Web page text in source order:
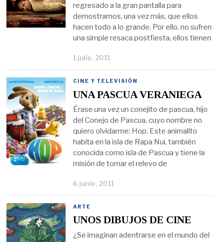
regresado a la gran pantalla para
demostrarnos, una vez más, que ellos
hacen todo a lo grande. Por ello, no sufren
una simple resaca postfiesta, ellos tienen
1 julio, 2011
CINE Y TELEVISIÓN
UNA PASCUA VERANIEGA
Érase una vez un conejito de pascua, hijo
del Conejo de Pascua, cuyo nombre no
quiero olvidarme: Hop. Este animalito
habita en la isla de Rapa Nui, también
conocida como isla de Pascua y tiene la
misión de tomar el relevo de
6 junio, 2011
ARTE
UNOS DIBUJOS DE CINE
¿Se imaginan adentrarse en el mundo del